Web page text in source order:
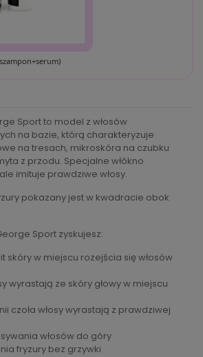
Sport to model z włosów
na bazie, którą charakteryzuje
na tresach, mikroskóra na czubku
z przodu. Specjalne włókno
imituje prawdziwe włosy.
pokazany jest w kwadracie obok
Sport zyskujesz:
skóry w miejscu rozejścia się włosów
wyrastają ze skóry głowy w miejscu
czoła włosy wyrastają z prawdziwej
włosów do góry
fryzury bez grzywki